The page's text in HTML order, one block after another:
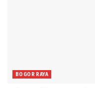
BOGOR RAYA